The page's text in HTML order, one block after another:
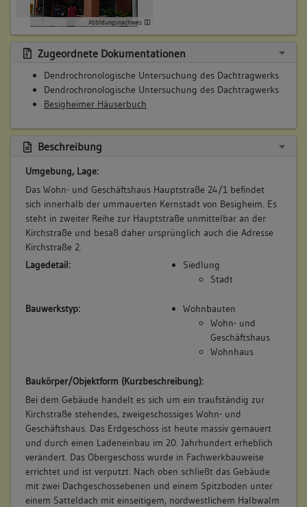
Betroffene Gebäudeteile:
keine
10. Bauphase:
(2012 - 2013)
Umfangreiche Sanierung unter Abbruch und Erneuerung des
Betroffene Gebäudeteile:
Obergeschoss(e)
Dachgeschoss(e)
Lagedetail:
Siedlung
Stadt
Wohn- und Geschäftshaus
Beruf / Amt / Titel:
keiner
Betroffene Gebäudeteile:
Obergeschoss(e)
Dachgeschoss(e)
Untergeschoss(e)
(1735)
Bemerkung Familie:
Witwe des Hans Michael Köhler
Bemerkung Besitz:
besitzt
Beschreibung:
Beruf / Amt / Titel:
Obergeschoss(e)
Dachgeschoss(e)
Untergeschoss(e)
7. Besitzer:in:
(1735 - 1750)
Haug, Erhard
Bemerkung Familie:
Abbildungsnachweis
Zugeordnete Dokumentationen
Dendrochronologische Untersuchung des Dachtragwerks
Dendrochronologische Untersuchung des Dachtragwerks
Besigheimer Häuserbuch
Beschreibung
Umgebung, Lage:
Das Wohn- und Geschäftshaus Hauptstraße 24/1 befindet
sich innerhalb der ummauerten Kernstadt von Besigheim. Es
steht in zweiter Reihe zur Hauptstraße unmittelbar an der
Kirchstraße und besaß daher ursprünglich auch die Adresse
Kirchstraße 2.
Lagedetail:
Siedlung
Stadt
Bauwerkstyp:
Wohnbauten
Wohn- und
Geschäftshaus
Wohnhaus
Baukörper/Objektform (Kurzbeschreibung):
Bei dem Gebäude handelt es sich um ein traufständig zur
Kirchstraße stehendes, zweigeschossiges Wohn- und
Geschäftshaus. Das Erdgeschoss ist heute massiv gemauert
und durch einen Ladeneinbau im 20. Jahrhundert erheblich
verändert. Das Obergeschoss wurde in Fachwerkbauweise
errichtet und ist verputzt. Nach oben schließt das Gebäude
mit zwei Dachgeschossebenen und einem Spitzboden unter
einem Satteldach mit einseitigem, nordwestlichem Halbwalm